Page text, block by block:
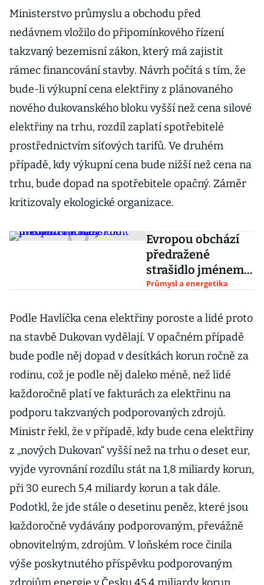
Ministerstvo průmyslu a obchodu před
nedávnem vložilo do připomínkového řízení
takzvaný bezemisní zákon, který má zajistit
rámec financování stavby. Návrh počítá s tím, že
bude-li výkupní cena elektřiny z plánovaného
nového dukovanského bloku vyšší než cena silové
elektřiny na trhu, rozdíl zaplatí spotřebitelé
prostřednictvím síťových tarifů. Ve druhém
případě, kdy výkupní cena bude nižší než cena na
trhu, bude dopad na spotřebitele opačný. Záměr
kritizovaly ekologické organizace.
Evropou obchází
předražené
strašidlo jménem
Hinkley Point
Průmysl a energetika
Podle Havlíčka cena elektřiny poroste a lidé proto
na stavbě Dukovan vydělají. V opačném případě
bude podle něj dopad v desítkách korun ročně za
rodinu, což je podle něj daleko méně, než lidé
každoročně platí ve fakturách za elektřinu na
podporu takzvaných podporovaných zdrojů.
Ministr řekl, že v případě, kdy bude cena elektřiny
z „nových Dukovan“ vyšší než na trhu o deset eur,
vyjde vyrovnání rozdílu stát na 1,8 miliardy korun,
při 30 eurech 5,4 miliardy korun a tak dále.
Podotkl, že jde stále o desetinu peněz, které jsou
každoročně vydávány podporovaným, převážně
obnovitelným, zdrojům. V loňském roce činila
výše poskytnutého příspěvku podporovaným